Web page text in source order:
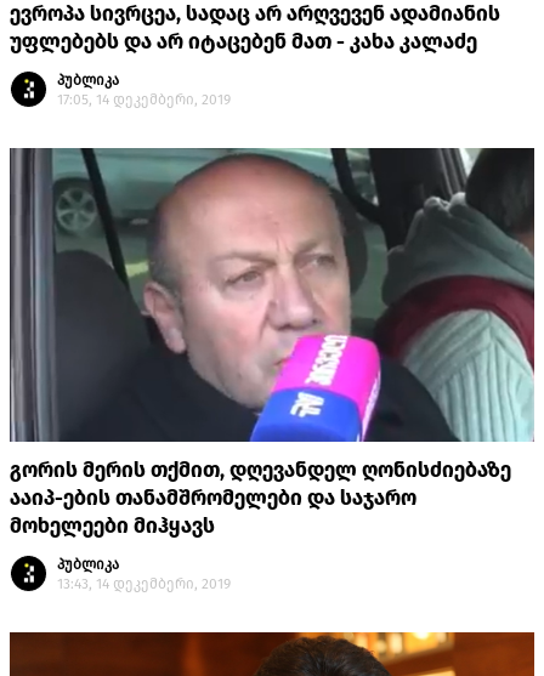
ევროპა სივრცეა, სადაც არ არღვევენ ადამიანის
უფლებებს და არ იტაცებენ მათ - კახა კალაძე
პუბლიკა
17:05, 14 დეკემბერი, 2019
გორის მერის თქმით, დღევანდელ ღონისძიებაზე
ააიპ-ების თანამშრომელები და საჯარო
მოხელეები მიჰყავს
პუბლიკა
13:43, 14 დეკემბერი, 2019